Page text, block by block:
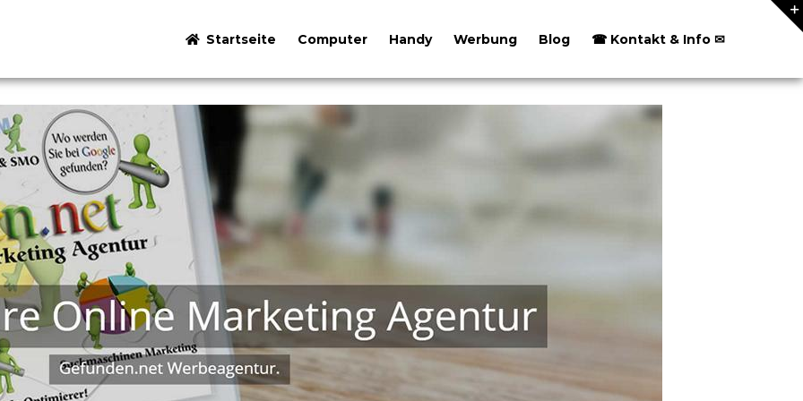
Startseite Computer Handy Werbung Blog ☎ Kontakt & Info ✉